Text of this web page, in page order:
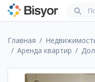
Главная
Аренда квартир